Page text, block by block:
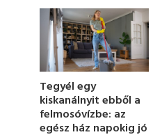
6
s
Tegyél egy
kiskanálnyit ebből a
felmosóvízbe: az
egész ház napokig jó